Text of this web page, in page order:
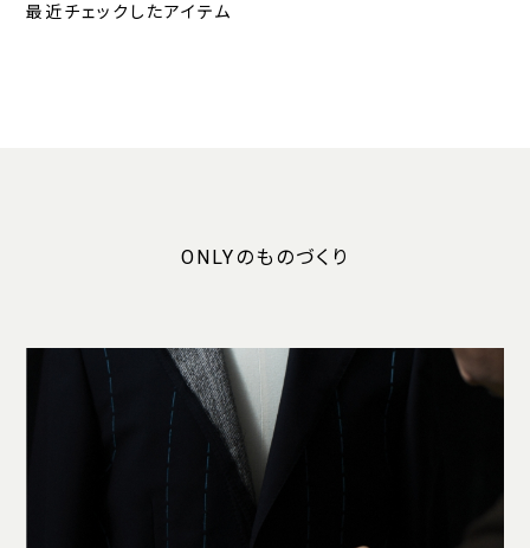
最近チェックしたアイテム
ONLYのものづくり